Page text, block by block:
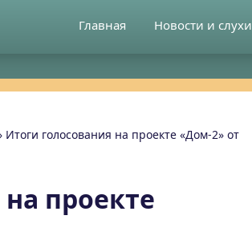
Главная Новости и слухи
Итоги голосования на проекте «Дом-2» от
проекте